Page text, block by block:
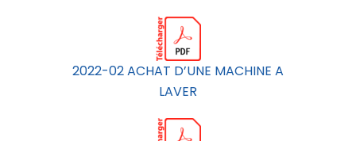
2022-02 ACHAT D’UNE MACHINE A
LAVER